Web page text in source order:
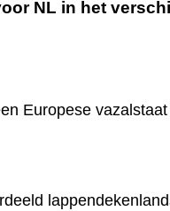
NL in het
Europese